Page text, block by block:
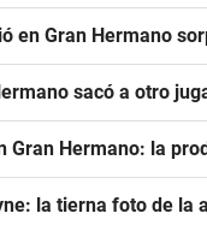
en Gran Hermano
sacó a otro
Gran Hermano: la
la tierna foto de la